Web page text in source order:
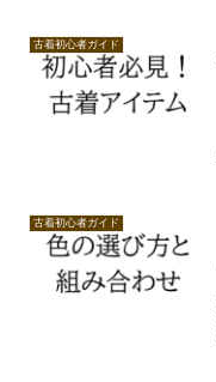
古着初心者ガイド
古着初心者ガイド